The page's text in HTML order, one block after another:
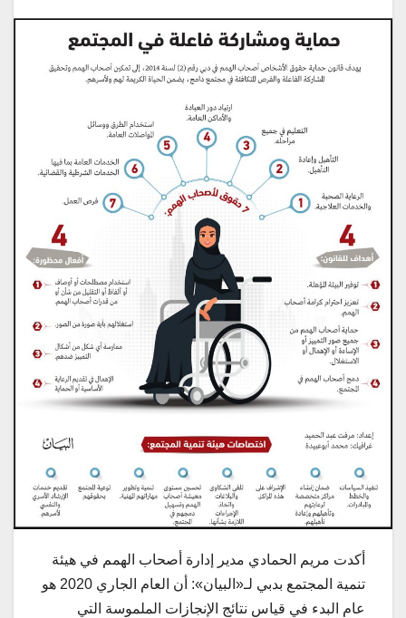
أكدت مريم الحمادي مدير إدارة أصحاب الهمم في هيئة
تنمية المجتمع بدبي لـ«البيان»: أن العام الجاري 2020 هو
عام البدء في قياس نتائج الإنجازات الملموسة التي